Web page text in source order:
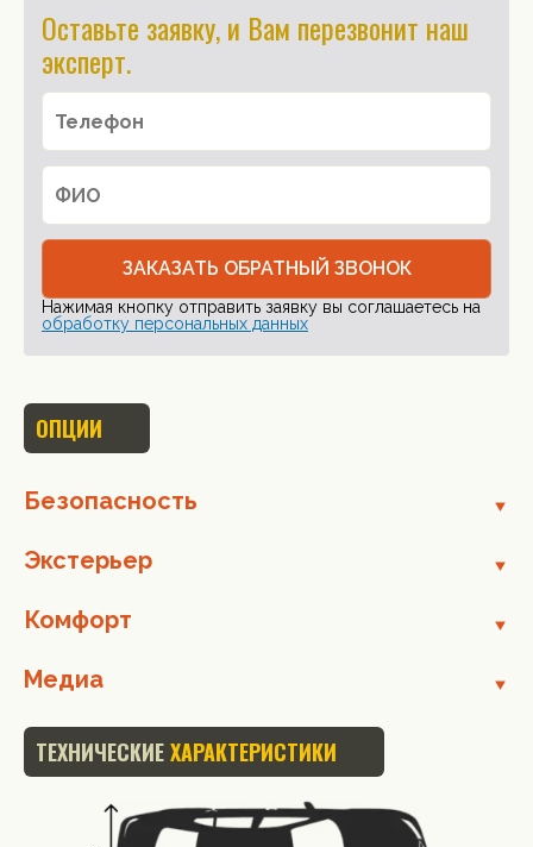
Оставьте заявку, и Вам перезвонит наш
эксперт.
ЗАКАЗАТЬ ОБРАТНЫЙ ЗВОНОК
Нажимая кнопку отправить заявку вы соглашаетесь на
обработку персональных данных
ОПЦИИ
Безопасность
Экстерьер
Комфорт
Медиа
ТЕХНИЧЕСКИЕХАРАКТЕРИСТИКИ